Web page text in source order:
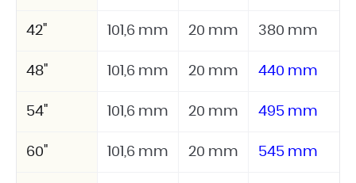
42" 101,6 mm 20 mm 380 mm
48" 101,6 mm 20 mm 440 mm
54" 101,6 mm 20 mm 495 mm
60" 101,6 mm 20 mm 545 mm